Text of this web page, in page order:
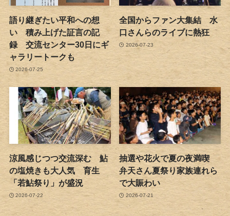
語り継ぎたい平和への想
い 積み上げた証言の記
録 交流センター30日にギ
ャラリートークも
2026-07-25
全国からファン大集結 水
口さんらのライブに熱狂
2026-07-23
涼風感じつつ交流深む 鮎
の塩焼きも大人気 育生
「若鮎祭り」が盛況
2026-07-22
抽選や花火で夏の夜満喫
弁天さん夏祭り家族連れら
で大賑わい
2026-07-21